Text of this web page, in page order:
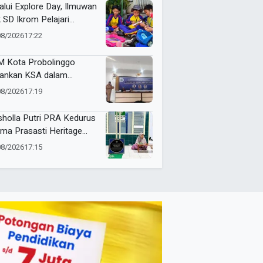
Explore Day, Ilmuwan
SD Ikrom Pelajari
Energi dan Kelola
202617:22
Kota Probolinggo
KSA dalam
Jurnalistik Digital
202617:19
Putri PRA Kedurus
Prasasti Heritage
Jadi
Saleh
202617:15